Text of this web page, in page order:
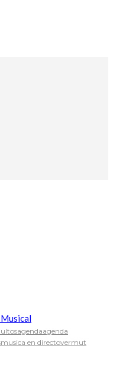
agendaagenda
musica en directovermut